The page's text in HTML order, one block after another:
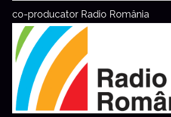
co-producator Radio România